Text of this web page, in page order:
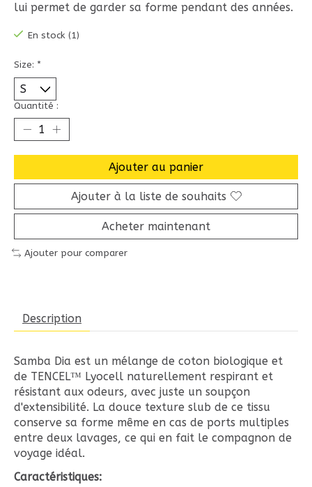
lui permet de garder sa forme pendant des années.
En stock (1)
Size: *
Quantité :
Ajouter au panier
Ajouter à la liste de souhaits
Acheter maintenant
Ajouter pour comparer
Description
Samba Dia est un mélange de coton biologique et
de TENCEL™ Lyocell naturellement respirant et
résistant aux odeurs, avec juste un soupçon
d'extensibilité. La douce texture slub de ce tissu
conserve sa forme même en cas de ports multiples
entre deux lavages, ce qui en fait le compagnon de
voyage idéal.
Caractéristiques: